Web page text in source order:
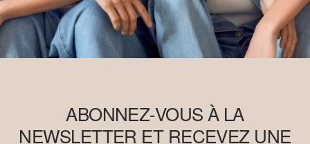
ABONNEZ-VOUS À LA
NEWSLETTER ET RECEVEZ UNE